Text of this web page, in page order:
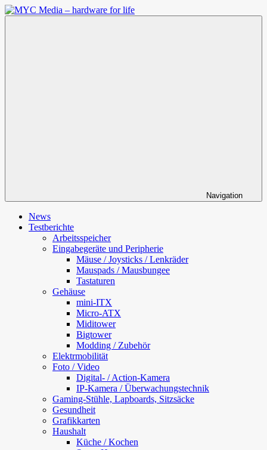
Zum
Inhalt
Navigation
News
Testberichte
Arbeitsspeicher
Eingabegeräte und Peripherie
Mäuse / Joysticks / Lenkräder
Mauspads / Mausbungee
Tastaturen
Gehäuse
mini-ITX
Micro-ATX
Miditower
Bigtower
Modding / Zubehör
Elektrmobilität
Foto / Video
Digital- / Action-Kamera
IP-Kamera / Überwachungstechnik
Gaming-Stühle, Lapboards, Sitzsäcke
Gesundheit
Grafikkarten
Haushalt
Küche / Kochen